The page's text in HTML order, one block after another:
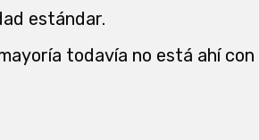
estándar.
todavía no está ahí con